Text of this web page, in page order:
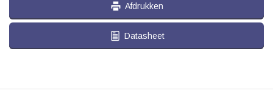
Afdrukken
Datasheet